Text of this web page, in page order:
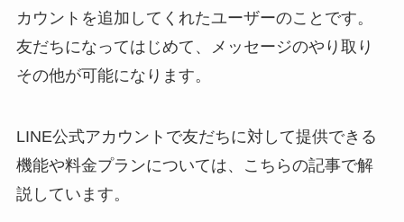
カウントを追加してくれたユーザーのことです。
友だちになってはじめて、メッセージのやり取り
その他が可能になります。
LINE公式アカウントで友だちに対して提供できる
機能や料金プランについては、こちらの記事で解
説しています。